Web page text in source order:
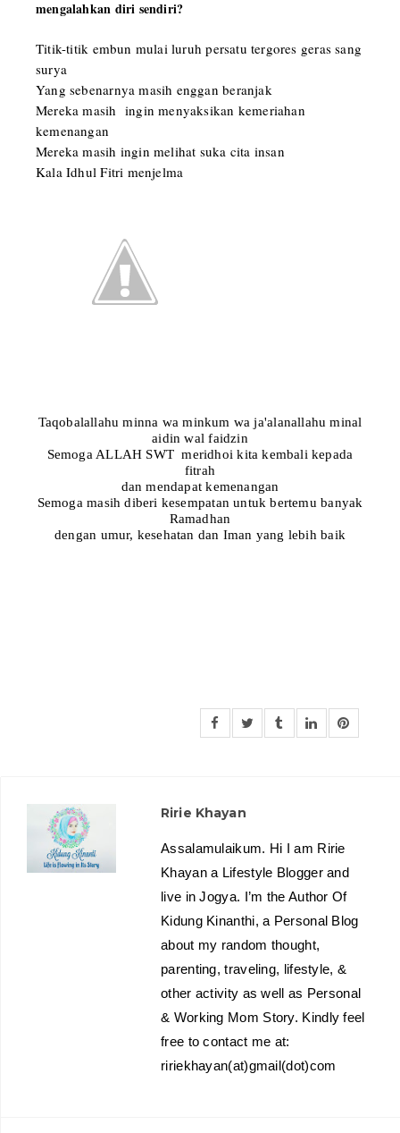
mengalahkan diri sendiri?
Titik-titik embun mulai luruh persatu tergores geras sang
surya
Yang sebenarnya masih enggan beranjak
Mereka masih ingin menyaksikan kemeriahan
kemenangan
Mereka masih ingin melihat suka cita insan
Kala Idhul Fitri menjelma
Taqobalallahu minna wa minkum wa ja'alanallahu minal
aidin wal faidzin
Semoga ALLAH SWT meridhoi kita kembali kepada
fitrah
dan mendapat kemenangan
Semoga masih diberi kesempatan untuk bertemu banyak
Ramadhan
dengan umur, kesehatan dan Iman yang lebih baik
Ririe Khayan
Assalamulaikum. Hi I am Ririe
Khayan a Lifestyle Blogger and
live in Jogya. I’m the Author Of
Kidung Kinanthi, a Personal Blog
about my random thought,
parenting, traveling, lifestyle, &
other activity as well as Personal
& Working Mom Story. Kindly feel
free to contact me at:
ririekhayan(at)gmail(dot)com